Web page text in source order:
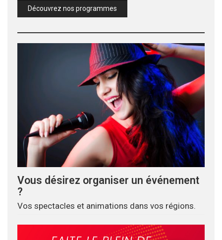
Découvrez nos programmes
Vous désirez organiser un événement
?
Vos spectacles et animations dans vos régions.